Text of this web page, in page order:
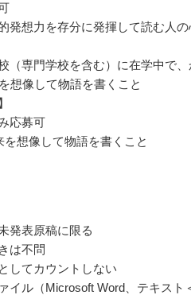
発想力を存分に発揮して読む人
（専門学校を含む）に在学中で、
想像して物語を書くこと
応募可
想像して物語を書くこと
発表原稿に限る
は不問
してカウントしない
イル（Microsoft Word、テキスト